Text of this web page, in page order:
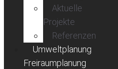
Aktuelle
Projekte
Referenzen
Umweltplanung
Freiraumplanung